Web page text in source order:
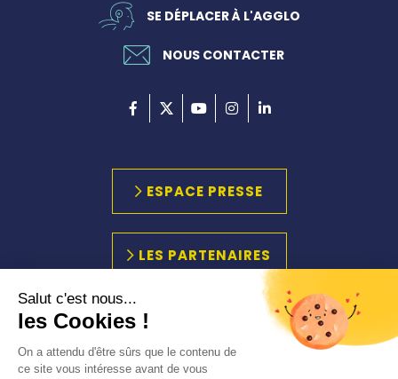
Salut c'est nous...
les Cookies !
On a attendu d'être sûrs que le contenu de
ce site vous intéresse avant de vous
SE DÉPLACER À L'AGGLO
NOUS CONTACTER
ESPACE PRESSE
LES PARTENAIRES
PLAN DU SITE
MARCHÉS PUBLICS
ACCESSIBILITÉ